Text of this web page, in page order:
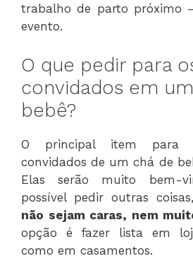
trabalho de parto próximo
evento.
O que pedir para
convidados em
bebê?
O principal item para
convidados de um chá de
Elas serão muito bem-
possível pedir outras
não sejam caras, nem
opção é fazer lista em
como em casamentos.